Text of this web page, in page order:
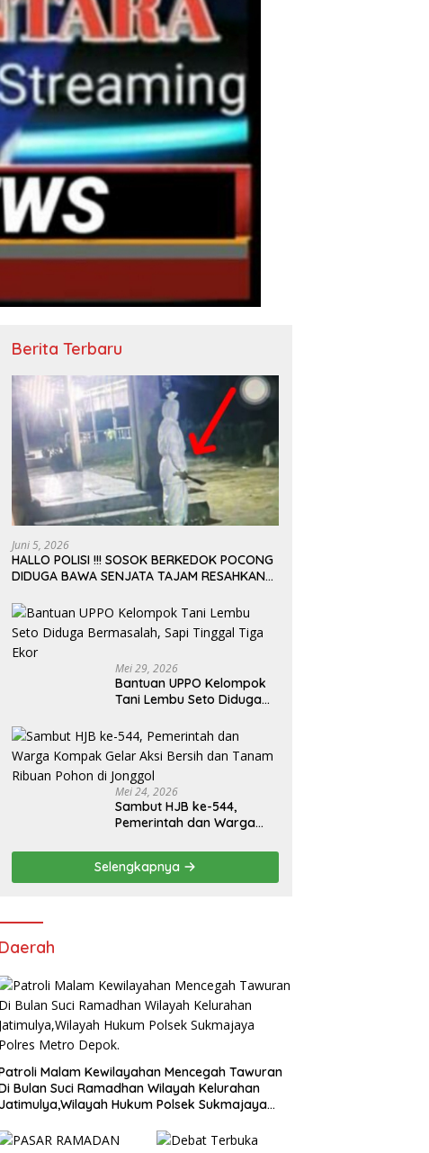
Berita Terbaru
Juni 5, 2026
HALLO POLISI !!! SOSOK BERKEDOK POCONG
DIDUGA BAWA SENJATA TAJAM RESAHKAN
LEBONG
Mei 29, 2026
Bantuan UPPO Kelompok
Tani Lembu Seto Diduga
Tiga Ekor
Mei 24, 2026
Sambut HJB ke-544,
Pemerintah dan Warga
dan Tanam Ribuan Pohon
di Jonggol
Selengkapnya
Daerah
Malam Kewilayahan Mencegah Tawuran
Bulan Suci Ramadhan Wilayah Kelurahan
Jatimulya,Wilayah Hukum Polsek Sukmajaya